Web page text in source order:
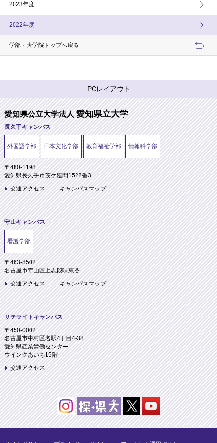
2023年度
2022年度
学部・大学院トップへ戻る
PCレイアウト
愛知県公立大学法人愛知県立大学
長久手キャンパス
外国語学部 日本文化学部 教育福祉学部 情報科学部
〒480-1198
愛知県長久手市茨ケ廻間1522番3
交通アクセス
キャンパスマップ
守山キャンパス
看護学部
〒463-8502
名古屋市守山区上志段味東谷
交通アクセス
キャンパスマップ
サテライトキャンパス
〒450-0002
名古屋市中村区名駅4丁目4-38
愛知県産業労働センター
ウインクあいち15階
交通アクセス